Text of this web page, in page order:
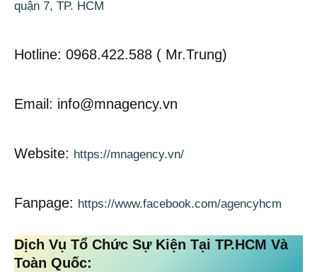
quận 7, TP. HCM
Hotline: 0968.422.588 ( Mr.Trung)
Email: info@mnagency.vn
Website: https://mnagency.vn/
Fanpage: https://www.facebook.com/agencyhcm
Dịch Vụ Tổ Chức Sự Kiện Tại TP.HCM Và
Toàn Quốc: